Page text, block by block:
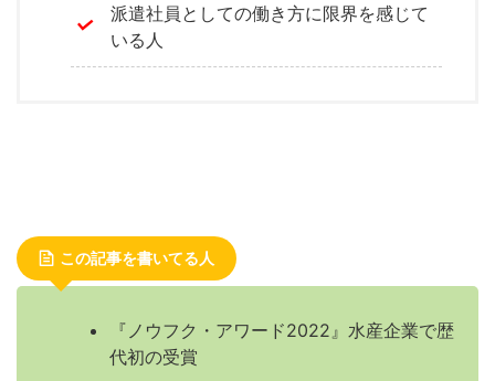
派遣社員としての働き方に限界を感じて
いる人
この記事を書いてる人
『ノウフク・アワード2022』水産企業で歴
代初の受賞